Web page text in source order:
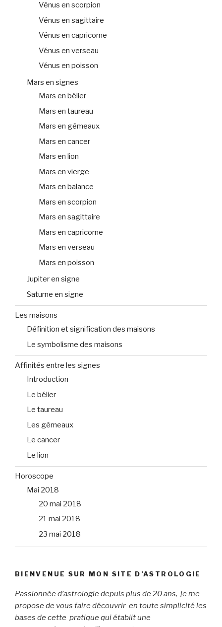
Vénus en scorpion
Vénus en sagittaire
Vénus en capricorne
Vénus en verseau
Vénus en poisson
Mars en signes
Mars en bélier
Mars en taureau
Mars en gémeaux
Mars en cancer
Mars en lion
Mars en vierge
Mars en balance
Mars en scorpion
Mars en sagittaire
Mars en capricorne
Mars en verseau
Mars en poisson
Jupiter en signe
Saturne en signe
Les maisons
Définition et signification des maisons
Le symbolisme des maisons
Affinités entre les signes
Introduction
Le bélier
Le taureau
Les gémeaux
Le cancer
Le lion
Horoscope
Mai 2018
20 mai 2018
21 mai 2018
23 mai 2018
BIENVENUE SUR MON SITE D’ASTROLOGIE
Passionnée d’astrologie depuis plus de 20 ans, je me
propose de vous faire découvrir en toute simplicité les
bases de cette pratique qui établit une